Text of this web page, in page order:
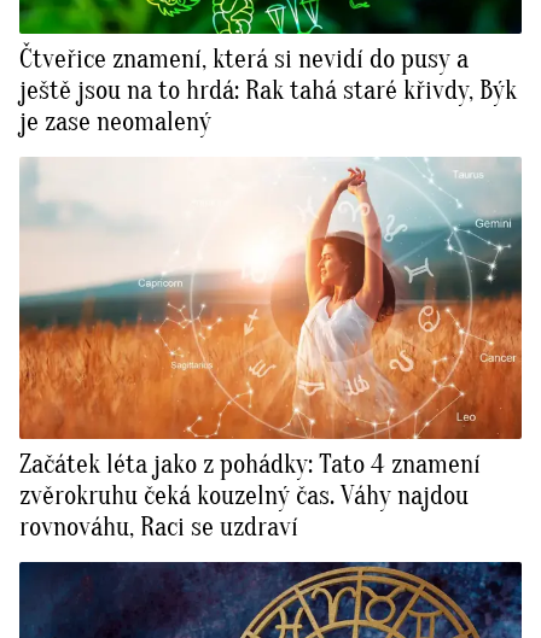
Čtveřice znamení, která si nevidí do pusy a
ještě jsou na to hrdá: Rak tahá staré křivdy, Býk
je zase neomalený
Začátek léta jako z pohádky: Tato 4 znamení
zvěrokruhu čeká kouzelný čas. Váhy najdou
rovnováhu, Raci se uzdraví